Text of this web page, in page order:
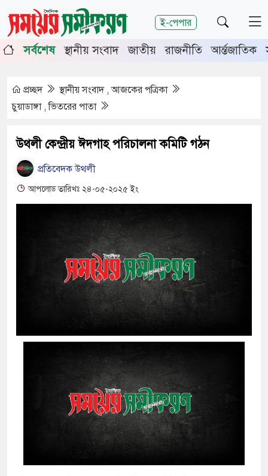
ই-পেপার
শিরোনাম
মেহেরপুরে জামায়াতের গণমিছিল
চুয়াডাঙ্গায় সওজের
জেলা জজ রফিকুল ইসলাম
সর্বশেষ স্থানীয় সংবাদ জাতীয় রাজনীতি আর্ন্তজাতিক
প্রচ্ছদ
স্থানীয় সংবাদ , আজকের পত্রিকা
চুয়াডাঙ্গা , ভিতরের পাতা
উথলী কেন্দ্রীয় ঈদগাহ পরিচালনা কমিটি গঠন
প্রতিবেদক উথলী
আপলোড তারিখঃ ২৪-০৫-২০২৫ ইং